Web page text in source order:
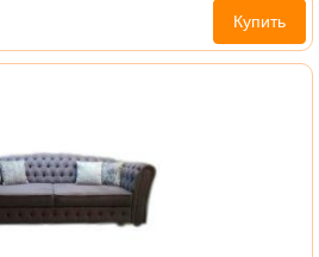
Купить